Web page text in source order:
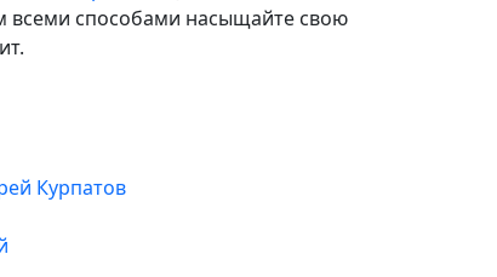
всеми способами насыщайте свою
Курпатов